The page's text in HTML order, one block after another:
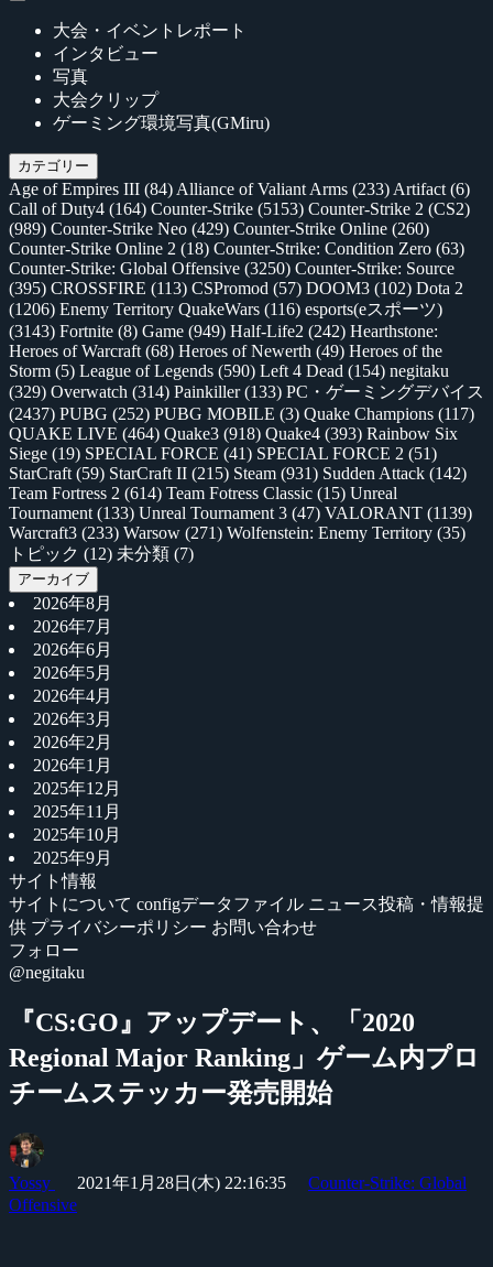
大会・イベントレポート
インタビュー
写真
大会クリップ
ゲーミング環境写真(GMiru)
カテゴリー
Age of Empires III (84) Alliance of Valiant Arms (233) Artifact (6)
Call of Duty4 (164) Counter-Strike (5153) Counter-Strike 2 (CS2)
(989) Counter-Strike Neo (429) Counter-Strike Online (260)
Counter-Strike Online 2 (18) Counter-Strike: Condition Zero (63)
Counter-Strike: Global Offensive (3250) Counter-Strike: Source
(395) CROSSFIRE (113) CSPromod (57) DOOM3 (102) Dota 2
(1206) Enemy Territory QuakeWars (116) esports(eスポーツ)
(3143) Fortnite (8) Game (949) Half-Life2 (242) Hearthstone:
Heroes of Warcraft (68) Heroes of Newerth (49) Heroes of the
Storm (5) League of Legends (590) Left 4 Dead (154) negitaku
(329) Overwatch (314) Painkiller(133) PC・ゲーミングデバイス
(2437) PUBG (252) PUBG MOBILE (3) Quake Champions (117)
QUAKE LIVE (464) Quake3 (918) Quake4 (393) Rainbow Six
Siege (19) SPECIAL FORCE (41) SPECIAL FORCE 2 (51)
StarCraft (59) StarCraft II (215) Steam (931) Sudden Attack (142)
Team Fortress 2 (614) Team Fotress Classic (15) Unreal
Tournament (133) Unreal Tournament 3 (47) VALORANT (1139)
Warcraft3 (233) Warsow (271) Wolfenstein: Enemy Territory (35)
トピック (12) 未分類 (7)
アーカイブ
2026年8月
2026年7月
2026年6月
2026年5月
2026年4月
2026年3月
2026年2月
2026年1月
2025年12月
2025年11月
2025年10月
2025年9月
サイト情報
サイトについて configデータファイル ニュース投稿・情報提
供 プライバシーポリシー お問い合わせ
フォロー
@negitaku
『CS:GO』アップデート、「2020
Regional Major Ranking」ゲーム内プロ
チームステッカー発売開始
Yossy 2021年1月28日(木) 22:16:35
Counter-Strike: Global
Offensive